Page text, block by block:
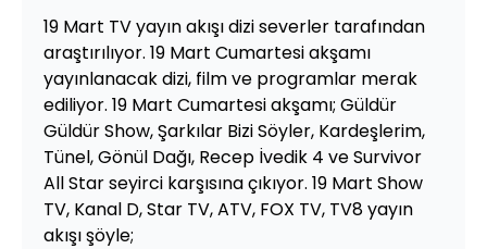
19 Mart TV yayın akışı dizi severler tarafından
araştırılıyor. 19 Mart Cumartesi akşamı
yayınlanacak dizi, film ve programlar merak
ediliyor. 19 Mart Cumartesi akşamı; Güldür
Güldür Show, Şarkılar Bizi Söyler, Kardeşlerim,
Tünel, Gönül Dağı, Recep İvedik 4 ve Survivor
All Star seyirci karşısına çıkıyor. 19 Mart Show
TV, Kanal D, Star TV, ATV, FOX TV, TV8 yayın
akışı şöyle;